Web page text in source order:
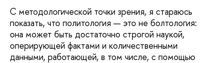
С методологической точки зрения, я стараюсь
показать, что политология — это не болтология:
она может быть достаточно строгой наукой,
оперирующей фактами и количественными
данными, работающей, в том числе, с помощью